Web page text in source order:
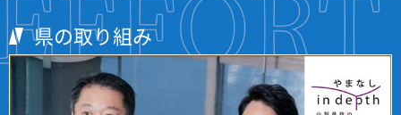
県の取り組み